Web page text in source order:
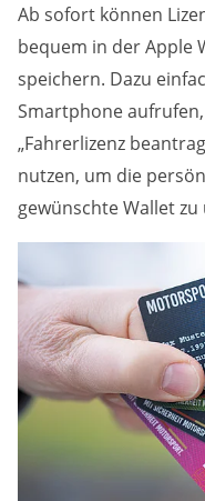
Ab sofort können
bequem in der Apple
speichern. Dazu
Smartphone
„Fahrerlizenz
nutzen, um die
gewünschte Wallet